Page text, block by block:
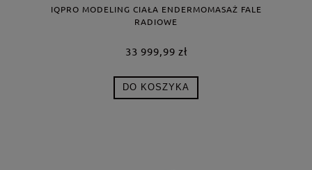
IQPRO MODELING CIAŁA ENDERMOMASAŻ FALE
RADIOWE
33 999,99 zł
DO KOSZYKA